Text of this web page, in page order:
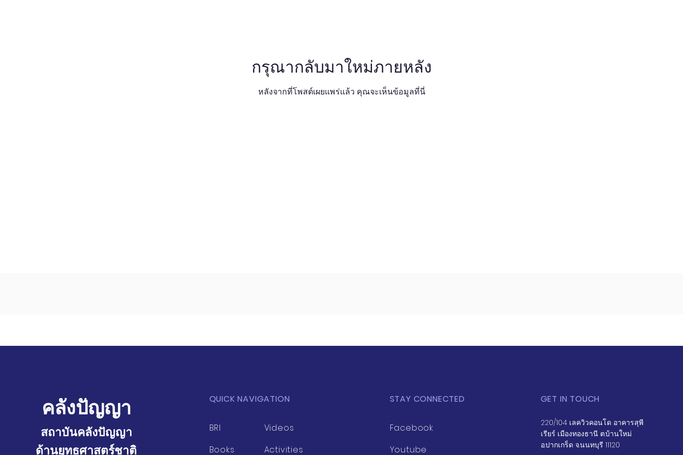
กรุณากลับมาใหม่ภายหลัง
หลังจากที่โพสต์เผยแพร่แล้ว คุณจะเห็นข้อมูลที่นี่
คลังปัญญา
สถาบันคลังปัญญา
ด้านยุทธศาสตร์ชาติ
QUICK NAVIGATION
BRI
Books
Videos
Activities
STAY CONNECTED
Facebook
Youtube
GET IN TOUCH
220/104 เลควิวคอนโด อาคารสุพี
เรียร์ เมืองทองธานี ต.บ้านใหม่
อ.ปากเกร็ด จ.นนทบุรี 11120